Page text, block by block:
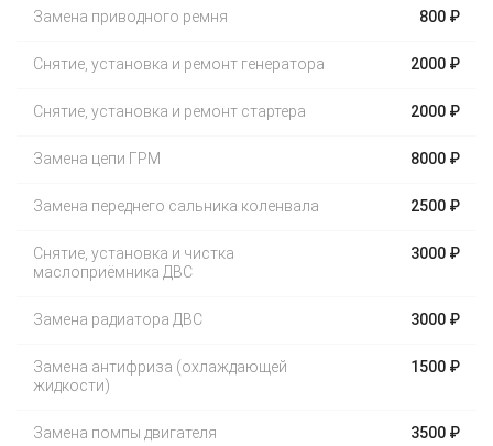
Замена приводного ремня 800 ₽
Снятие, установка и ремонт генератора 2000 ₽
Снятие, установка и ремонт стартера 2000 ₽
Замена цепи ГРМ 8000 ₽
Замена переднего сальника коленвала 2500 ₽
Снятие, установка и чистка
маслоприёмника ДВС
3000 ₽
Замена радиатора ДВС 3000 ₽
Замена антифриза (охлаждающей
жидкости)
1500 ₽
Замена помпы двигателя 3500 ₽